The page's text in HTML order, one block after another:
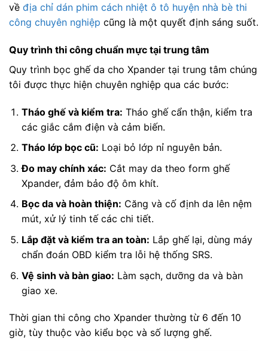
về địa chỉ dán phim cách nhiệt ô tô huyện nhà bè thi
công chuyên nghiệp cũng là một quyết định sáng suốt.
Quy trình thi công chuẩn mực tại trung tâm
Quy trình bọc ghế da cho Xpander tại trung tâm chúng
tôi được thực hiện chuyên nghiệp qua các bước:
Tháo ghế và kiểm tra: Tháo ghế cẩn thận, kiểm tra
các giắc cắm điện và cảm biến.
Tháo lớp bọc cũ: Loại bỏ lớp nỉ nguyên bản.
Đo may chính xác: Cắt may da theo form ghế
Xpander, đảm bảo độ ôm khít.
Bọc da và hoàn thiện: Căng và cố định da lên nệm
mút, xử lý tinh tế các chi tiết.
Lắp đặt và kiểm tra an toàn: Lắp ghế lại, dùng máy
chẩn đoán OBD kiểm tra lỗi hệ thống SRS.
Vệ sinh và bàn giao: Làm sạch, dưỡng da và bàn
giao xe.
Thời gian thi công cho Xpander thường từ 6 đến 10
giờ, tùy thuộc vào kiểu bọc và số lượng ghế.